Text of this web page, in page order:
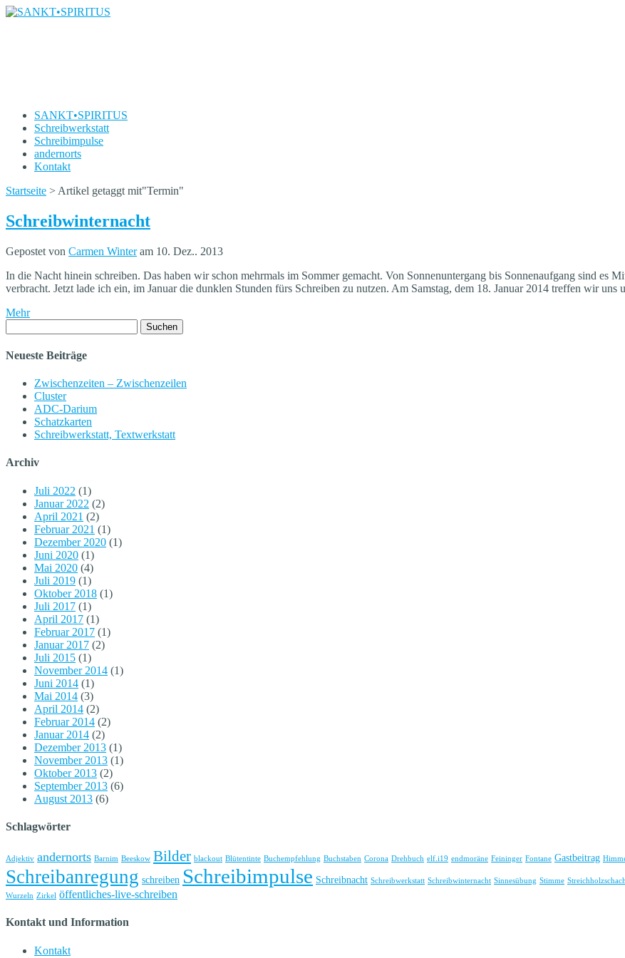
SANKT•SPIRITUS
Schreibwerkstatt
Schreibimpulse
andernorts
Kontakt
Startseite > Artikel getaggt mit"Termin"
Schreibwinternacht
Gepostet von Carmen Winteram 10. Dez.. 2013
In die Nacht hinein schreiben. Das haben wir schon mehrmals im Sommer gemacht. Von Sonnenuntergang bis Sonnenaufgang sind es
verbracht. Jetzt lade ich ein, im Januar die dunklen Stunden fürs Schreiben zu nutzen. Am Samstag, dem 18. Januar 2014 treffen wir
Mehr
nach:
Neueste Beiträge
Zwischenzeiten – Zwischenzeilen
Cluster
ADC-Darium
Schatzkarten
Schreibwerkstatt, Textwerkstatt
Archiv
Juli 2022 (1)
Januar 2022 (2)
April 2021 (2)
Februar 2021 (1)
Dezember 2020 (1)
Juni 2020 (1)
Mai 2020 (4)
Juli 2019 (1)
Oktober 2018 (1)
Juli 2017 (1)
April 2017 (1)
Februar 2017 (1)
Januar 2017 (2)
Juli 2015 (1)
November 2014 (1)
Juni 2014 (1)
Mai 2014 (3)
April 2014 (2)
Februar 2014 (2)
Januar 2014 (2)
Dezember 2013 (1)
November 2013 (1)
Oktober 2013 (2)
September 2013 (6)
August 2013 (6)
Schlagwörter
Adjektiv andernorts Barnim Beeskow Bilder blackout Blütentinte Buchempfehlung Buchstaben Corona Drehbuch elf.i19 endmoräne Feininger Fontane Gastbeitrag
Schreibanregung schreiben Schreibimpulse Schreibnacht Schreibwerkstatt Schreibwinternacht Sinnesübung Stimme
Wurzeln Zirkel öffentliches-live-schreiben
Kontakt und Information
Kontakt